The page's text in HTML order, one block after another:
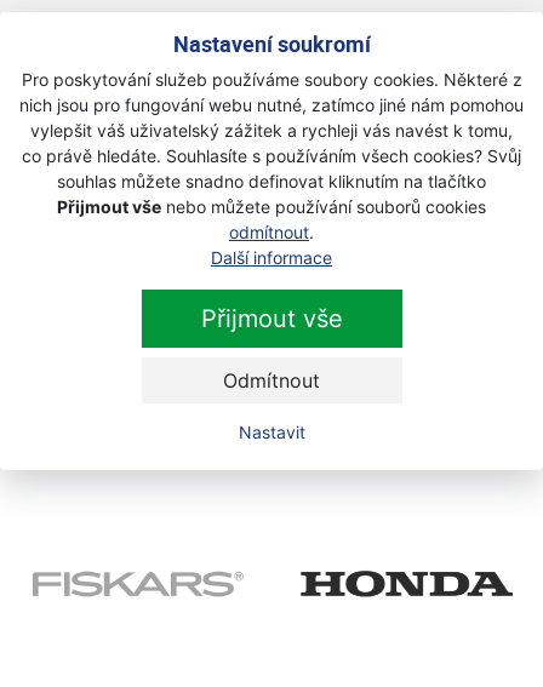
Nastavení soukromí
Pro poskytování služeb používáme soubory cookies. Některé z
nich jsou pro fungování webu nutné, zatímco jiné nám pomohou
vylepšit váš uživatelský zážitek a rychleji vás navést k tomu,
co právě hledáte. Souhlasíte s používáním všech cookies? Svůj
souhlas můžete snadno definovat kliknutím na tlačítko
Přijmout vše nebo můžete používání souborů cookies
odmítnout.
Další informace
Přijmout vše
Odmítnout
Nastavit
Newsletter
Přihlaste se k odběru novinek
Přihlásit
Zaškrtnutím souhlasím se zpracováním osobních
údajů.